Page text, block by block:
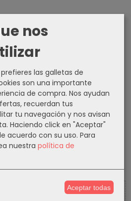
vacío
nos
las galletas de
son una importante
de compra. Nos ayudan
recuerdan tus
tu navegación y nos avisan
Haciendo click en "Aceptar"
acuerdo con su uso. Para
nuestra política de
Aceptar todas